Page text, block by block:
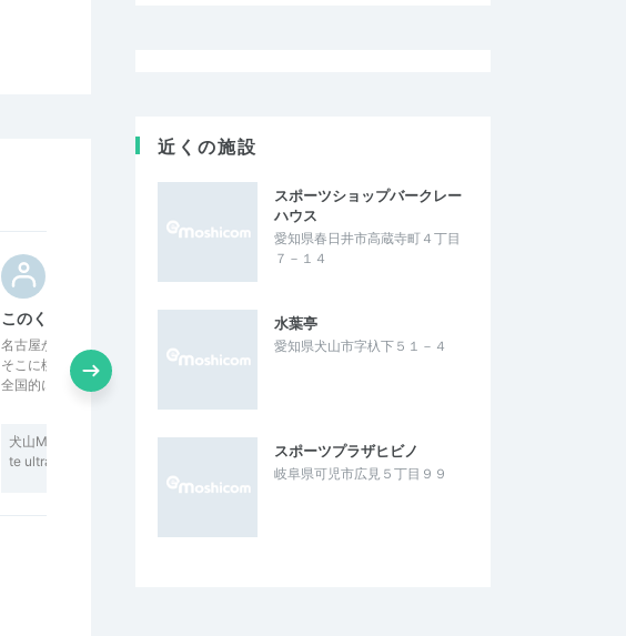
5.00
このくらいがちょうど楽しい☻
名古屋から電車で北へ30分にある犬山市、
そこに桃太郎神社⛩️がある 桃太郎といえば
全国的には岡山県かもしれないが愛知県…
犬山MOMOTAROトレイル × panem i
te ultra（美味しいパン屋さん）コラボ…
去年からトレランを始めて、レース二戦目
犬山MOMOTAROトレイルランニングレ
ース
近くの施設
スポーツショップバークレー
ハウス
愛知県春日井市高蔵寺町４丁目
７－１４
水葉亭
愛知県犬山市字杁下５１－４
スポーツプラザヒビノ
岐阜県可児市広見５丁目９９